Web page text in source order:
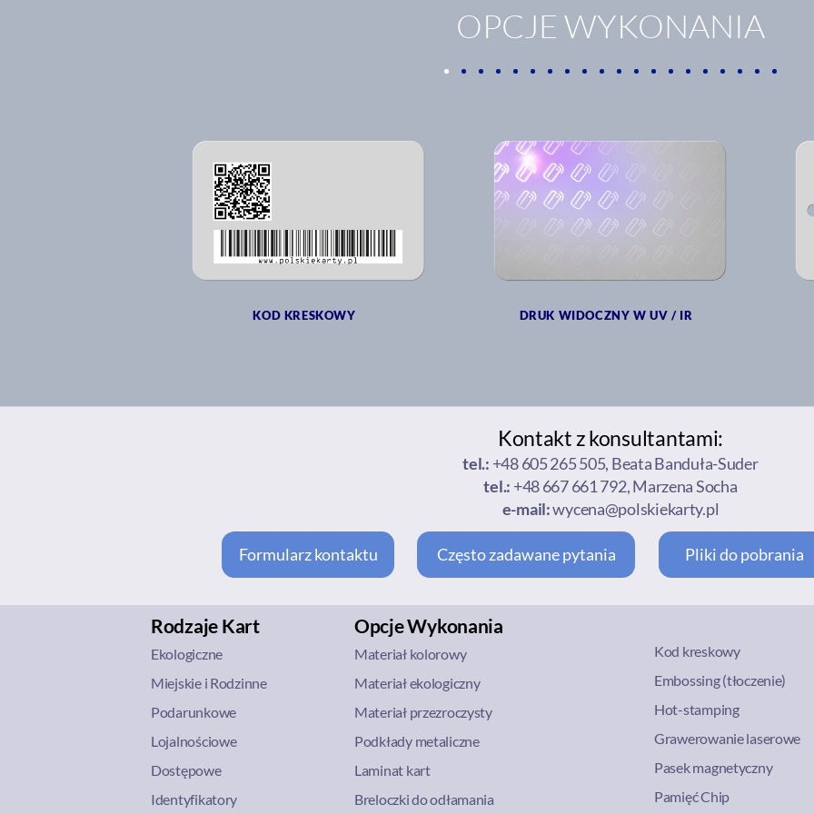
OPCJE WYKONANIA
KOD KRESKOWY DRUK WIDOCZNY W UV / IR
Kontakt z konsultantami:
tel.: +48 605 265 505, Beata Banduła-Suder
tel.: +48 667 661 792, Marzena Socha
e-mail:wycena@polskiekarty.pl
Formularz kontaktu Często zadawane pytania Pliki do pobrania
Rodzaje Kart
Ekologiczne
Miejskie i Rodzinne
Podarunkowe
Lojalnościowe
Dostępowe
Identyfikatory
Opcje Wykonania
Materiał kolorowy
Materiał ekologiczny
Materiał przezroczysty
Podkłady metaliczne
Laminat kart
Breloczki do odłamania
Kod kreskowy
Embossing (tłoczenie)
Hot-stamping
Grawerowanie laserowe
Pasek magnetyczny
Pamięć Chip